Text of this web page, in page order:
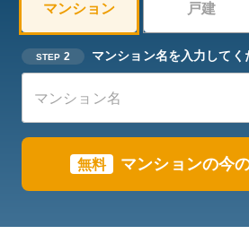
マンション 戸建
STEP 2 マンション名を入力してく
無料 マンションの今